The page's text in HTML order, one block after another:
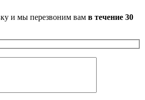
и мы перезвоним вам в течение 30